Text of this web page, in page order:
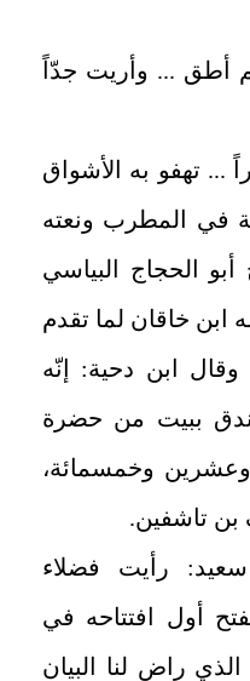
أطق ... وأريت جدّاً
... تهفو به الأشواق
في المطرب ونعته
الحجاج البياسي
ابن خاقان لما تقدم
ابن دحية: إنّه
ببيت من حضرة
وخمسمائة،
بن تاشفين.
رأيت فضلاء
أول افتتاحه في
راض لنا البيان